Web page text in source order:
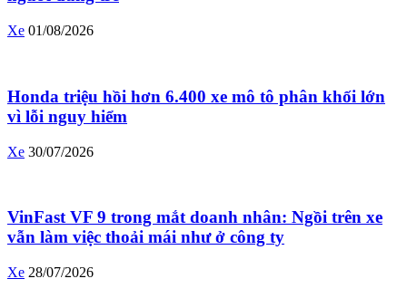
Xe 01/08/2026
Honda triệu hồi hơn 6.400 xe mô tô phân khối lớn
vì lỗi nguy hiểm
Xe 30/07/2026
VinFast VF 9 trong mắt doanh nhân: Ngồi trên xe
vẫn làm việc thoải mái như ở công ty
Xe 28/07/2026